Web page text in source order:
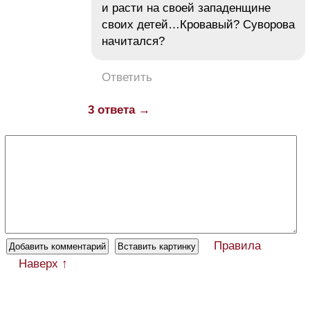
и расти на своей западенщине
своих детей…Кровавый? Суворова
начитался?
Ответить
3 ответа →
Правила
Наверх ↑